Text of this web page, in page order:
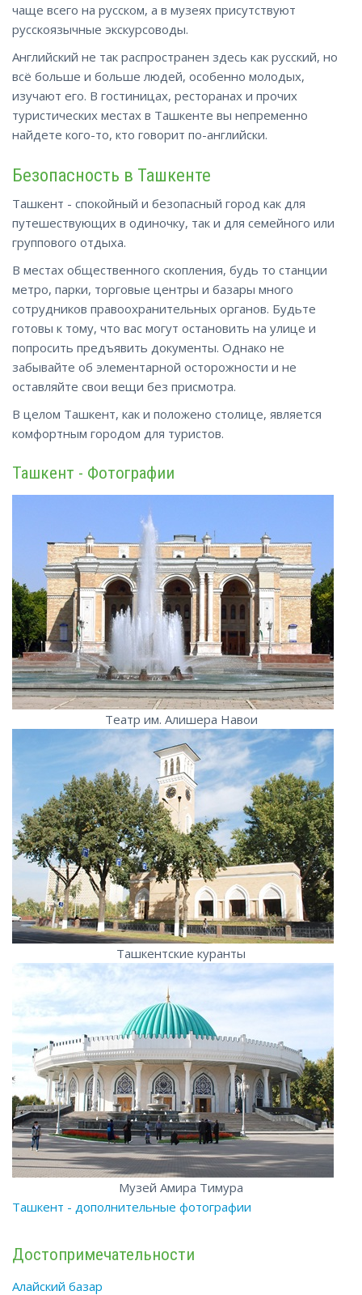
чаще всего на русском, а в музеях присутствуют
русскоязычные экскурсоводы.
Английский не так распространен здесь как русский, но
всё больше и больше людей, особенно молодых,
изучают его. В гостиницах, ресторанах и прочих
туристических местах в Ташкенте вы непременно
найдете кого-то, кто говорит по-английски.
Безопасность в Ташкенте
Ташкент - спокойный и безопасный город как для
путешествующих в одиночку, так и для семейного или
группового отдыха.
В местах общественного скопления, будь то станции
метро, парки, торговые центры и базары много
сотрудников правоохранительных органов. Будьте
готовы к тому, что вас могут остановить на улице и
попросить предъявить документы. Однако не
забывайте об элементарной осторожности и не
оставляйте свои вещи без присмотра.
В целом Ташкент, как и положено столице, является
комфортным городом для туристов.
Ташкент - Фотографии
Театр им. Алишера Навои
Ташкентские куранты
Музей Амира Тимура
Ташкент - дополнительные фотографии
Достопримечательности
Алайский базар